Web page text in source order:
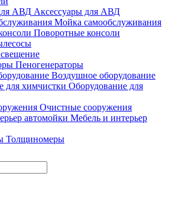
Аксессуары для АВД
Мойка самообслуживания
Поворотные консоли
Пеногенераторы
Воздушное оборудование
Оборудование для
Очистные сооружения
Мебель и интерьер
Толщиномеры